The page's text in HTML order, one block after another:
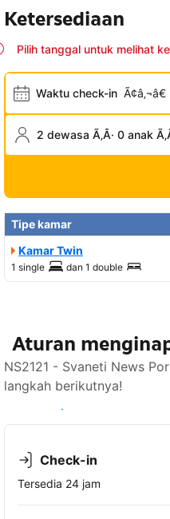
Ketersediaan
Pilih tanggal untuk melihat
Waktu check-in Ã¢â‚¬â€
2 dewasa Ã‚Â· 0 anak
Tipe kamar
Kamar Twin
1 single dan 1 double
Aturan
NS2121 - Svaneti News
langkah berikutnya!
Lihat ketersediaan
Check-in
Tersedia 24 jam